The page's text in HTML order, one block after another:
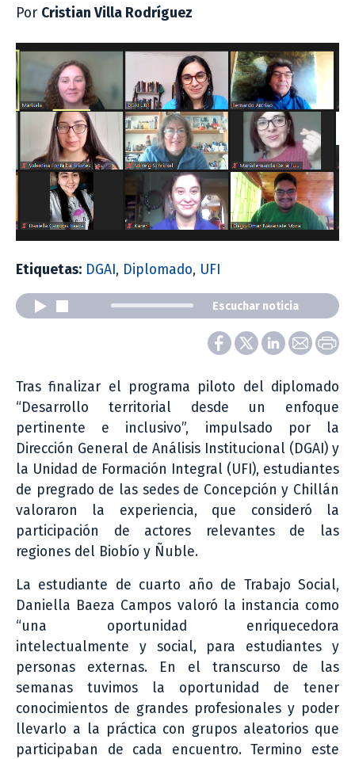
Por Cristian Villa Rodríguez
Etiquetas: DGAI, Diplomado, UFI
Escuchar noticia
Tras finalizar el programa piloto del diplomado
“Desarrollo territorial desde un enfoque
pertinente e inclusivo”, impulsado por la
Dirección General de Análisis Institucional (DGAI) y
la Unidad de Formación Integral (UFI), estudiantes
de pregrado de las sedes de Concepción y Chillán
valoraron la experiencia, que consideró la
participación de actores relevantes de las
regiones del Biobío y Ñuble.
La estudiante de cuarto año de Trabajo Social,
Daniella Baeza Campos valoró la instancia como
“una oportunidad enriquecedora
intelectualmente y social, para estudiantes y
personas externas. En el transcurso de las
semanas tuvimos la oportunidad de tener
conocimientos de grandes profesionales y poder
llevarlo a la práctica con grupos aleatorios que
participaban de cada encuentro. Termino este